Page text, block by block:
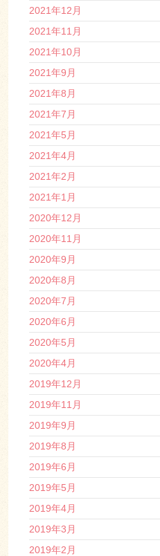
2021年12月
2021年11月
2021年10月
2021年9月
2021年8月
2021年7月
2021年5月
2021年4月
2021年2月
2021年1月
2020年12月
2020年11月
2020年9月
2020年8月
2020年7月
2020年6月
2020年5月
2020年4月
2019年12月
2019年11月
2019年9月
2019年8月
2019年6月
2019年5月
2019年4月
2019年3月
2019年2月